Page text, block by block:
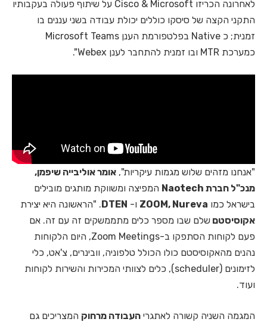
לאחרונה הכריזו Cisco & Microsoft על שיתוף פעולה בעקבותיו
התקני הקצה של סיסקו כוללים יכולת עבודה בשני עננים בו
זמנית; כ Native בפלטפורמת הענן Microsoft Teams
כמערכת MTR ובו זמנית להתחבר לענן Webex".
"אנחנו מזהים שלוש מגמות עיקריות", אומר אוליבייה שיפמן,
מנכ"ל חברת Naotech המפיצה ומשווקת מותגים מובילים
בישראל כמו ZOOM, Nureva ו- DTEN . "הראשונה היא יצירת
אקוסיסטם שלם שבו מספר כלים מתממשקים זה עם זה. אם
פעם לקוחות הסתפקו ב-Zoom Meetings, היום הלקוחות
נהנים מהאקוסיסטם כולו הכולל טלפוניה, וובינרים, צ'אט, כלי
לזימונים (scheduler), כלים לצוותי המכירות והשירות לקוחות
ועוד.
המגמה השניה קשורה לאתגרי העבודה מרחוק המצריכים גם